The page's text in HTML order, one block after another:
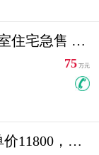
福海路 映雪佳苑 两室住宅急售 可公积金贷款
75 万元
上海滩花园精装修单价11800，价格最低的两居室，无敌视野